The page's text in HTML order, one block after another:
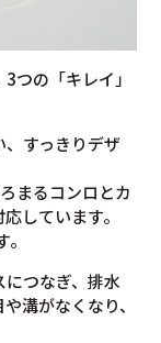
つの「キレイ」
すっきりデザ
まるコンロとカ
しています。
つなぎ、排水
溝がなくなり、